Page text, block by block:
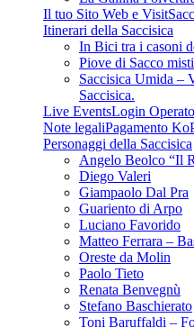
Il tuo Sito Web e
Itinerari della Saccisica
In Bici tra i casoni
Piove di Sacco
Saccisica Umida –
Saccisica.
Live EventsLogin
Note legaliPagamento Ko
Personaggi della Saccisica
Angelo Beolco “Il
Diego Valeri
Giampaolo Dal Pra
Guariento di Arpo
Luciano Favorido
Matteo Ferrara –
Oreste da Molin
Paolo Tieto
Renata Benvegnù
Stefano Baschierato
Toni Baruffaldi –